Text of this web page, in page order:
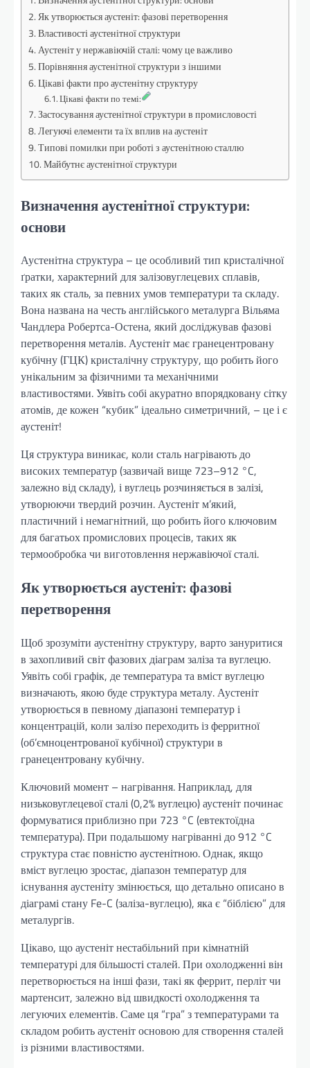
Як утворюється аустеніт: фазові перетворення
Властивості аустенітної структури
Аустеніт у нержавіючій сталі: чому це важливо
Порівняння аустенітної структури з іншими
Цікаві факти про аустенітну структуру
Цікаві факти по темі:
Застосування аустенітної структури в промисловості
Легуючі елементи та їх вплив на аустеніт
Типові помилки при роботі з аустенітною сталлю
Майбутнє аустенітної структури
Визначення аустенітної структури:
основи
Аустенітна структура – це особливий тип кристалічної
ґратки, характерний для залізовуглецевих сплавів,
таких як сталь, за певних умов температури та складу.
Вона названа на честь англійського металурга Вільяма
Чандлера Робертса-Остена, який досліджував фазові
перетворення металів. Аустеніт має гранецентровану
кубічну (ГЦК) кристалічну структуру, що робить його
унікальним за фізичними та механічними
властивостями. Уявіть собі акуратно впорядковану сітку
атомів, де кожен “кубик” ідеально симетричний, – це і є
аустеніт!
Ця структура виникає, коли сталь нагрівають до
високих температур (зазвичай вище 723–912 °C,
залежно від складу), і вуглець розчиняється в залізі,
утворюючи твердий розчин. Аустеніт м’який,
пластичний і немагнітний, що робить його ключовим
для багатьох промислових процесів, таких як
термообробка чи виготовлення нержавіючої сталі.
Як утворюється аустеніт: фазові
перетворення
Щоб зрозуміти аустенітну структуру, варто зануритися
в захопливий світ фазових діаграм заліза та вуглецю.
Уявіть собі графік, де температура та вміст вуглецю
визначають, якою буде структура металу. Аустеніт
утворюється в певному діапазоні температур і
концентрацій, коли залізо переходить із ферритної
(об’ємноцентрованої кубічної) структури в
гранецентровану кубічну.
Ключовий момент – нагрівання. Наприклад, для
низьковуглецевої сталі (0,2% вуглецю) аустеніт починає
формуватися приблизно при 723 °C (евтектоїдна
температура). При подальшому нагріванні до 912 °C
структура стає повністю аустенітною. Однак, якщо
вміст вуглецю зростає, діапазон температур для
існування аустеніту змінюється, що детально описано в
діаграмі стану Fe-C (заліза-вуглецю), яка є “біблією” для
металургів.
Цікаво, що аустеніт нестабільний при кімнатній
температурі для більшості сталей. При охолодженні він
перетворюється на інші фази, такі як феррит, перліт чи
мартенсит, залежно від швидкості охолодження та
легуючих елементів. Саме ця “гра” з температурами та
складом робить аустеніт основою для створення сталей
із різними властивостями.